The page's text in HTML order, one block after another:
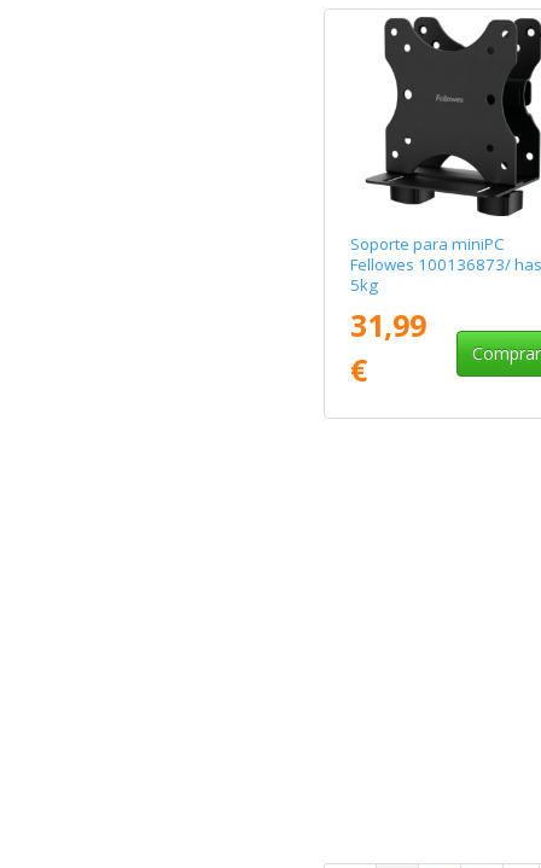
Soporte para miniPC
Fellowes 100136873/
5kg
31,99
€
Comprar